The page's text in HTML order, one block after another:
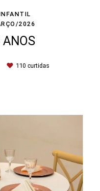
2026
ANOS
110 curtidas